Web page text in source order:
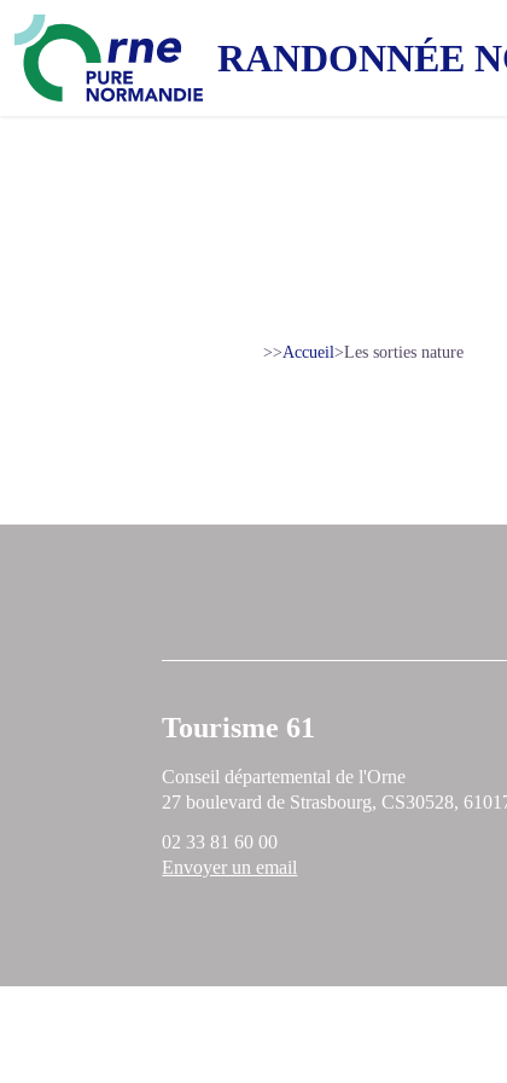
RANDONNÉE
>>Accueil>Les sorties nature
Tourisme 61
Conseil départemental de l'Orne
27 boulevard de Strasbourg, CS30528,
02 33 81 60 00
Envoyer un email